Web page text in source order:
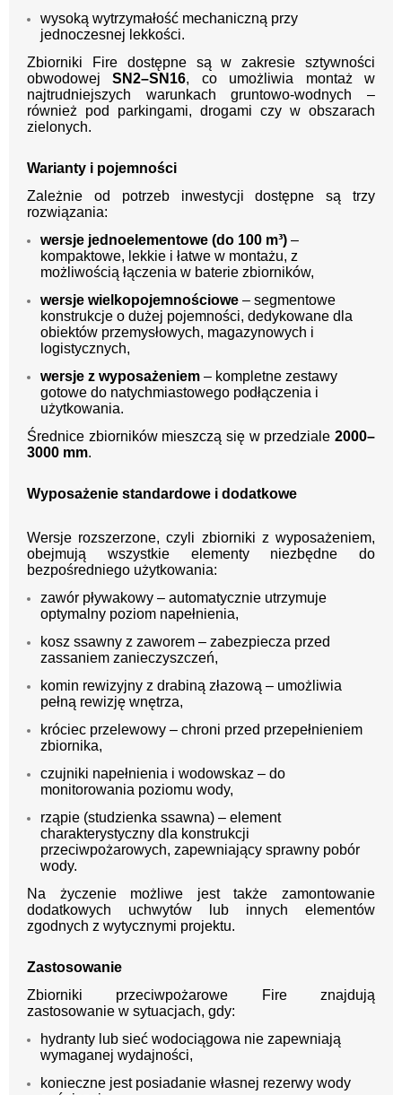
wysoką wytrzymałość mechaniczną przy
jednoczesnej lekkości.
Zbiorniki Fire dostępne są w zakresie sztywności
obwodowejSN2–SN16, co umożliwia montaż w
najtrudniejszych warunkach gruntowo-wodnych –
również pod parkingami, drogami czy w obszarach
zielonych.
Warianty i pojemności
Zależnie od potrzeb inwestycji dostępne są trzy
rozwiązania:
wersje jednoelementowe (do 100 m³) –
kompaktowe, lekkie i łatwe w montażu, z
możliwością łączenia w baterie zbiorników,
wersje wielkopojemnościowe – segmentowe
konstrukcje o dużej pojemności, dedykowane dla
obiektów przemysłowych, magazynowych i
logistycznych,
wersje z wyposażeniem – kompletne zestawy
gotowe do natychmiastowego podłączenia i
użytkowania.
Średnice zbiorników mieszczą się w przedziale 2000–
3000 mm.
Wyposażenie standardowe i dodatkowe
Wersje rozszerzone, czyli zbiorniki z wyposażeniem,
obejmują wszystkie elementy niezbędne do
bezpośredniego użytkowania:
zawór pływakowy – automatycznie utrzymuje
optymalny poziom napełnienia,
kosz ssawny z zaworem – zabezpiecza przed
zassaniem zanieczyszczeń,
komin rewizyjny z drabiną złazową – umożliwia
pełną rewizję wnętrza,
króciec przelewowy – chroni przed przepełnieniem
zbiornika,
czujniki napełnienia i wodowskaz – do
monitorowania poziomu wody,
rząpie (studzienka ssawna) – element
charakterystyczny dla konstrukcji
przeciwpożarowych, zapewniający sprawny pobór
wody.
Na życzenie możliwe jest także zamontowanie
dodatkowych uchwytów lub innych elementów
zgodnych z wytycznymi projektu.
Zastosowanie
Zbiorniki przeciwpożarowe Fire znajdują
zastosowanie w sytuacjach, gdy:
hydranty lub sieć wodociągowa nie zapewniają
wymaganej wydajności,
konieczne jest posiadanie własnej rezerwy wody